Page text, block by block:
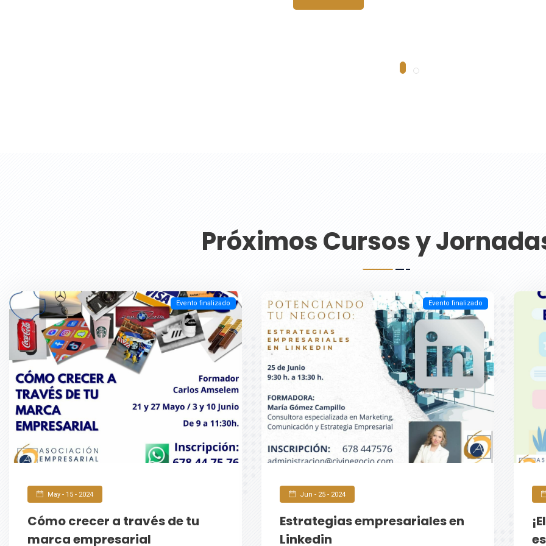
Próximos Cursos y
May - 15 - 2024
Cómo crecer a través de tu
marca empresarial
Evento finalizado
Jun - 25 - 2024
Estrategias empresariales en
Linkedin
Evento finalizado